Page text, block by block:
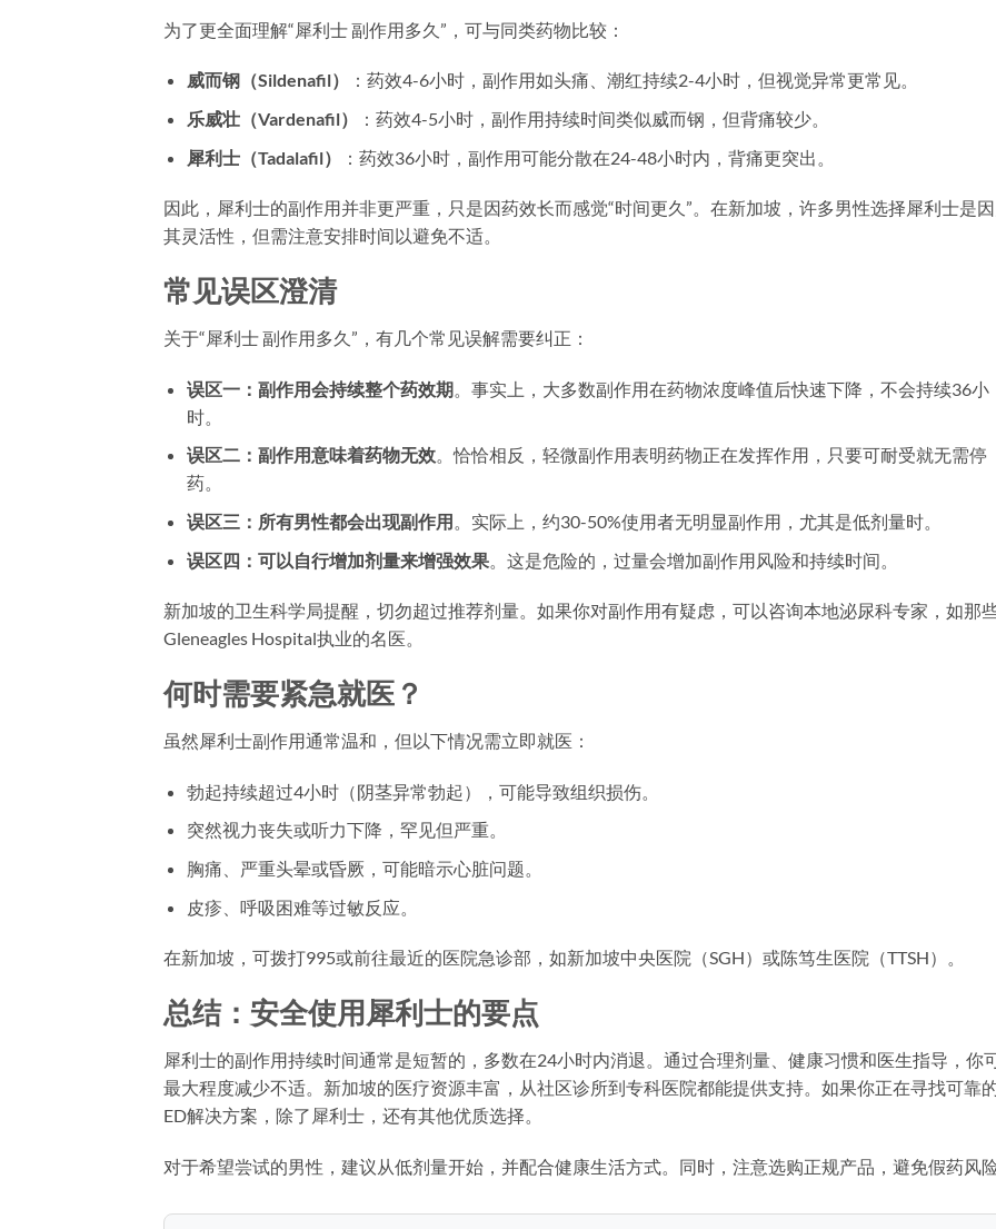
为了更全面理解“犀利士 副作用多久”，可与同类药物比较：
威而钢（Sildenafil）
：药效4-6小时，副作用如头痛、潮红持续2-4小时，但视觉异常更常见。
乐威壮（Vardenafil）
：药效4-5小时，副作用持续时间类似威而钢，但背痛较少。
犀利士（Tadalafil）
：药效36小时，副作用可能分散在24-48小时内，背痛更突出。
因此，犀利士的副作用并非更严重，只是因药效长而感觉“时间更久”。在新加坡，许多男性选择犀利士是
其灵活性，但需注意安排时间以避免不适。
常见误区澄清
关于“犀利士 副作用多久”，有几个常见误解需要纠正：
误区一：副作用会持续整个药效期。事实上，大多数副作用在药物浓度峰值后快速下降，不会持续36小
时。
误区二：副作用意味着药物无效。恰恰相反，轻微副作用表明药物正在发挥作用，只要可耐受就无需停
药。
误区三：所有男性都会出现副作用。实际上，约30-50%使用者无明显副作用，尤其是低剂量时。
误区四：可以自行增加剂量来增强效果。这是危险的，过量会增加副作用风险和持续时间。
新加坡的卫生科学局提醒，切勿超过推荐剂量。如果你对副作用有疑虑，可以咨询本地泌尿科专家，如那
Gleneagles Hospital执业的名医。
何时需要紧急就医？
虽然犀利士副作用通常温和，但以下情况需立即就医：
勃起持续超过4小时（阴茎异常勃起），可能导致组织损伤。
突然视力丧失或听力下降，罕见但严重。
胸痛、严重头晕或昏厥，可能暗示心脏问题。
皮疹、呼吸困难等过敏反应。
在新加坡，可拨打995或前往最近的医院急诊部，如新加坡中央医院（SGH）或陈笃生医院（TTSH）。
总结：安全使用犀利士的要点
犀利士的副作用持续时间通常是短暂的，多数在24小时内消退。通过合理剂量、健康习惯和医生指导，你
最大程度减少不适。新加坡的医疗资源丰富，从社区诊所到专科医院都能提供支持。如果你正在寻找可靠
ED解决方案，除了犀利士，还有其他优质选择。
对于希望尝试的男性，建议从低剂量开始，并配合健康生活方式。同时，注意选购正规产品，避免假药风